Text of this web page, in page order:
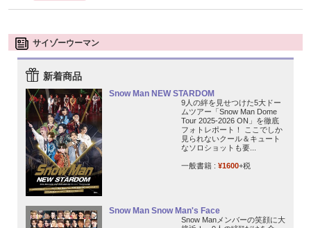
サイゾーウーマン
新着商品
Snow Man NEW STARDOM
9人の絆を見せつけた5大ドー
ムツアー「Snow Man Dome
Tour 2025-2026 ON」を徹底
フォトレポート！ ここでしか
見られないクール＆キュート
なソロショットも要...
一般書籍 : ¥1600+税
Snow Man Snow Man's Face
Snow Manメンバーの笑顔に大